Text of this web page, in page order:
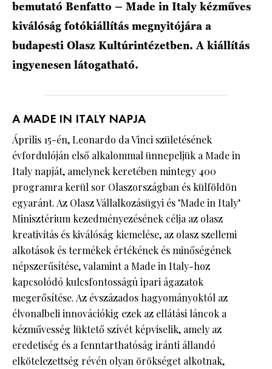
bemutató Benfatto – Made in Italy kézműves
kiválóság fotókiállítás megnyitójára a
budapesti Olasz Kultúrintézetben. A kiállítás
ingyenesen látogatható.
A MADE IN ITALY NAPJA
Április 15-én, Leonardo da Vinci születésének
évfordulóján első alkalommal ünnepeljük a Made in
Italy napját, amelynek keretében mintegy 400
programra kerül sor Olaszországban és külföldön
egyaránt. Az Olasz Vállalkozásügyi és ’Made in Italy’
Minisztérium kezedményezésének célja az olasz
kreativitás és kiválóság kiemelése, az olasz szellemi
alkotások és termékek értékének és minőségének
népszerűsítése, valamint a Made in Italy-hoz
kapcsolódó kulcsfontosságú ipari ágazatok
megerősítése. Az évszázados hagyományoktól az
élvonalbeli innovációkig ezek az ellátási láncok a
kézművesség lüktető szívét képviselik, amely az
eredetiség és a fenntarthatóság iránti állandó
elkötelezettség révén olyan örökséget alkotnak,